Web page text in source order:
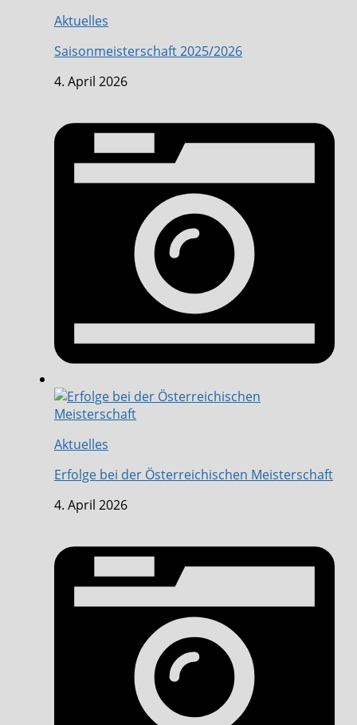
Aktuelles
Saisonmeisterschaft 2025/2026
4. April 2026
Aktuelles
Erfolge bei der Österreichischen Meisterschaft
4. April 2026